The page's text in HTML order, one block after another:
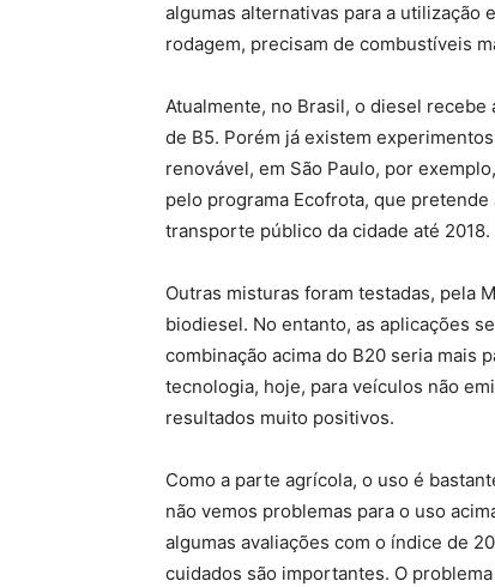
algumas alternativas para a utilização
rodagem, precisam de combustíveis
Atualmente, no Brasil, o diesel recebe
de B5. Porém já existem
renovável, em São Paulo, por
pelo programa Ecofrota, que
transporte público da cidade até 2018.
Outras misturas foram testadas, pela
biodiesel. No entanto, as aplicações
combinação acima do B20 seria mais
tecnologia, hoje, para veículos não
resultados muito positivos.
Como a parte agrícola, o uso é
não vemos problemas para o uso
algumas avaliações com o índice de
cuidados são importantes. O